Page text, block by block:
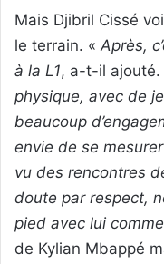
Mais Djibril Cissé
le terrain. « Après,
à la L1, a-t-il ajouté.
physique, avec de
beaucoup
envie de se
vu des rencontres
doute par respect,
pied avec lui
de Kylian Mbappé